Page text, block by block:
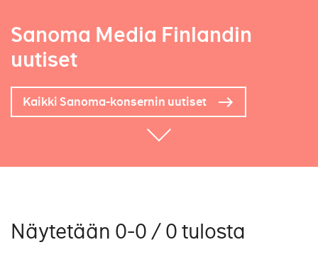
Sanoma Media Finlandin
uutiset
Kaikki Sanoma-konsernin uutiset
Näytetään 0-0 / 0 tulosta